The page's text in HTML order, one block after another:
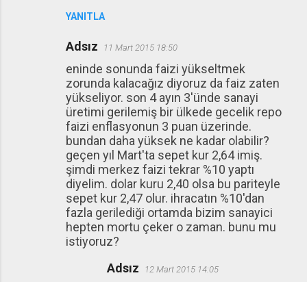
YANITLA
Adsız 11 Mart 2015 18:50
eninde sonunda faizi yükseltmek
zorunda kalacağız diyoruz da faiz zaten
yükseliyor. son 4 ayın 3'ünde sanayi
üretimi gerilemiş bir ülkede gecelik repo
faizi enflasyonun 3 puan üzerinde.
bundan daha yüksek ne kadar olabilir?
geçen yıl Mart'ta sepet kur 2,64 imiş.
şimdi merkez faizi tekrar %10 yaptı
diyelim. dolar kuru 2,40 olsa bu pariteyle
sepet kur 2,47 olur. ihracatın %10'dan
fazla gerilediği ortamda bizim sanayici
hepten mortu çeker o zaman. bunu mu
istiyoruz?
Adsız 12 Mart 2015 14:05